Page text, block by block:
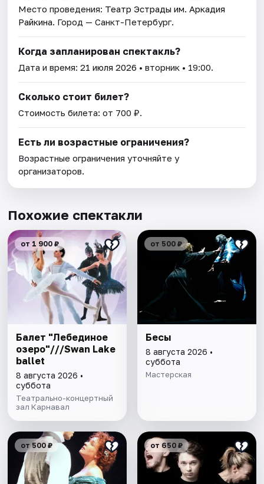
Место проведения: Театр Эстрады им. Аркадия
Райкина. Город — Санкт-Петербург.
Когда запланирован спектакль?
Дата и время:21 июля 2026 • вторник • 19:00.
Сколько стоит билет?
Стоимость билета: от 700 ₽.
Есть ли возрастные ограничения?
Возрастные ограничения уточняйте у
организаторов.
Похожие спектакли
от 1 900 ₽
Балет "Лебединое
озеро"///Swan Lake
ballet
8 августа 2026 •
суббота
Театрально-концертный
зал Карнавал
от 500 ₽
Бесы
8 августа 2026 •
суббота
Мастерская
от 500 ₽ от 650 ₽